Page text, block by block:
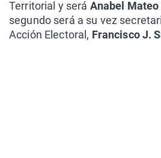
Territorial y será Anabel Mateo
segundo será a su vez
Acción Electoral, Francisco J.